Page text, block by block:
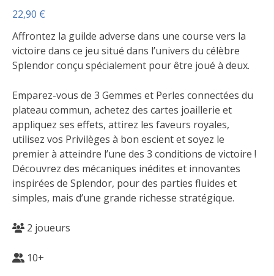
22,90 €
Affrontez la guilde adverse dans une course vers la
victoire dans ce jeu situé dans l’univers du célèbre
Splendor conçu spécialement pour être joué à deux.
Emparez-vous de 3 Gemmes et Perles connectées du
plateau commun, achetez des cartes joaillerie et
appliquez ses effets, attirez les faveurs royales,
utilisez vos Privilèges à bon escient et soyez le
premier à atteindre l’une des 3 conditions de victoire !
Découvrez des mécaniques inédites et innovantes
inspirées de Splendor, pour des parties fluides et
simples, mais d’une grande richesse stratégique.
2 joueurs
10+